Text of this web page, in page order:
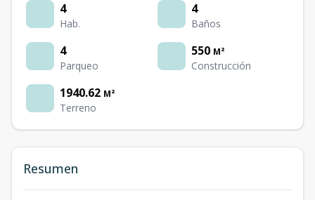
4
Hab.
4
Baños
4
Parqueo
550 M²
Construcción
1940.62 M²
Terreno
Resumen